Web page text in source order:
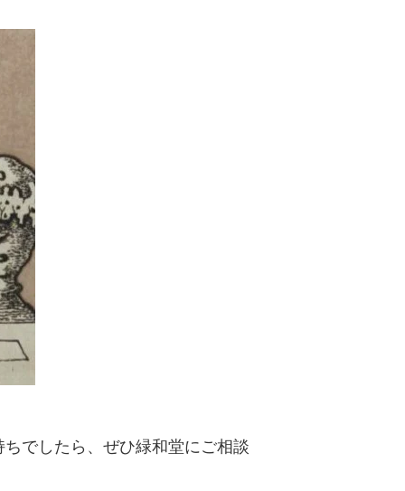
でしたら、ぜひ緑和堂にご相談